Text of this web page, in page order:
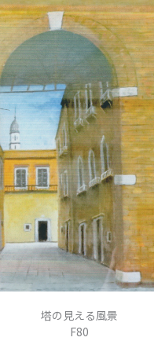
塔の見える風景
F80